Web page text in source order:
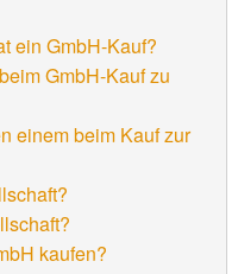
ein GmbH-Kauf?
GmbH-Kauf zu
einem beim Kauf zur
kaufen?